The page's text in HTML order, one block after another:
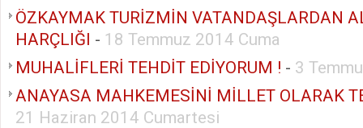
ÖZKAYMAK TURİZMİN VATANDAŞLARDAN
HARÇLIĞI - 18 Temmuz 2014 Cuma
MUHALİFLERİ TEHDİT EDİYORUM ! - 3
ANAYASA MAHKEMESİNİ MİLLET OLARAK
21 Haziran 2014 Cumartesi